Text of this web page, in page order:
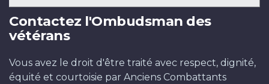
Contactez l'Ombudsman des
vétérans
Vous avez le droit d'être traité avec respect, dignité,
équité et courtoisie par Anciens Combattants